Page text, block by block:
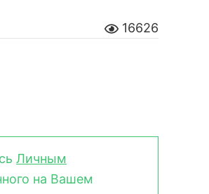
16626
Личным
на Вашем